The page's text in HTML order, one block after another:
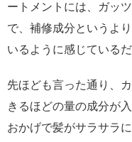
ートメントには、ガッ
で、補修成分というよ
いるように感じている
先ほども言った通り、
きるほどの量の成分が
おかげで髪がサラサラ